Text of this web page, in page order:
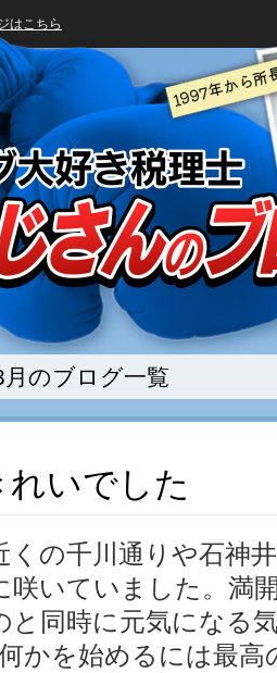
はこちら
のブログ一覧
れいでした
くの千川通りや石神
咲いていました。満
と同時に元気になる
かを始めるには最